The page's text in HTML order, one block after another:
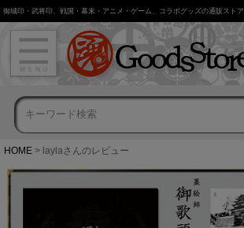
御城印・武将印、戦国・幕末・アニメ・ゲーム、コラボグッズの通販ストア
HOME laylaさんのレビュー